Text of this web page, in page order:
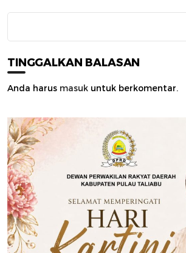
TINGGALKAN BALASAN
Anda harus masuk untuk berkomentar.